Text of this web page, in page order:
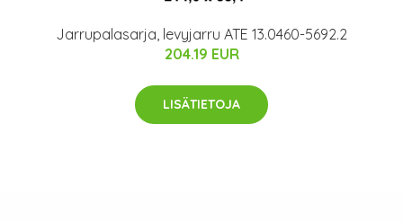
Jarrupalasarja, levyjarru ATE 13.0460-5692.2
204.19 EUR
LISÄTIETOJA